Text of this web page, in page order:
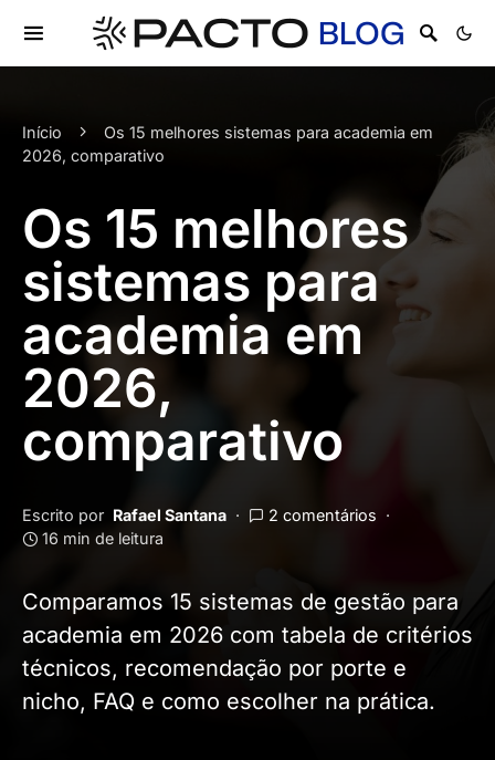
Início
Os 15 melhores sistemas para academia em
2026, comparativo
Os 15 melhores
sistemas para
academia em
2026,
comparativo
Escrito por Rafael Santana
2 comentários
16 min de leitura
Comparamos 15 sistemas de gestão para
academia em 2026 com tabela de critérios
técnicos, recomendação por porte e
nicho, FAQ e como escolher na prática.